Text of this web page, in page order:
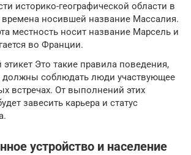
историко-географической области в
носившей название Массалия.
местность носит название Марсель и
во Франции.
Это такие правила поведения,
должны соблюдать люди участвующее
встречах. От выполнений этих
завесить карьера и статус
устройство и население